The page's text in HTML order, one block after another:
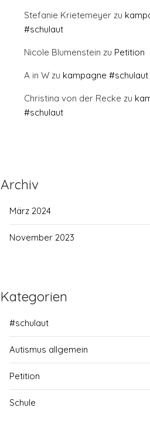
Stefanie Krietemeyer zu
#schulaut
Nicole Blumenstein zu Petition
A in W zu kampagne #schulaut
Christina von der Recke zu
#schulaut
Archiv
März 2024
November 2023
Kategorien
#schulaut
Autismus allgemein
Petition
Schule